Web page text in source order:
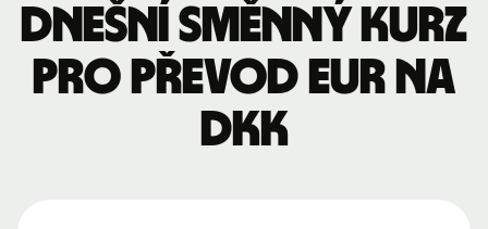
Dnešní směnný kurz
pro převod EUR na
DKK